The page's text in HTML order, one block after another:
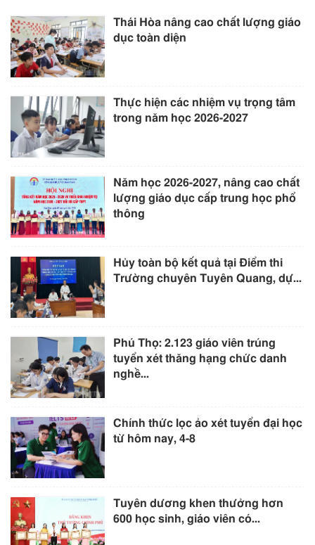
Thái Hòa nâng cao chất lượng giáo
dục toàn diện
Thực hiện các nhiệm vụ trọng tâm
trong năm học 2026-2027
Năm học 2026-2027, nâng cao chất
lượng giáo dục cấp trung học phổ
thông
Hủy toàn bộ kết quả tại Điểm thi
Trường chuyên Tuyên Quang, dự...
Phú Thọ: 2.123 giáo viên trúng
tuyển xét thăng hạng chức danh
nghề...
Chính thức lọc ảo xét tuyển đại học
từ hôm nay, 4-8
Tuyên dương khen thưởng hơn
600 học sinh, giáo viên có...